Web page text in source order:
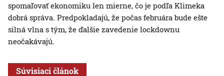
spomaľovať ekonomiku len mierne, čo je podľa Klimeka
dobrá správa. Predpokladajú, že počas februára bude ešte
silná vlna s tým, že ďalšie zavedenie lockdownu
neočakávajú.
Súvisiaci článok